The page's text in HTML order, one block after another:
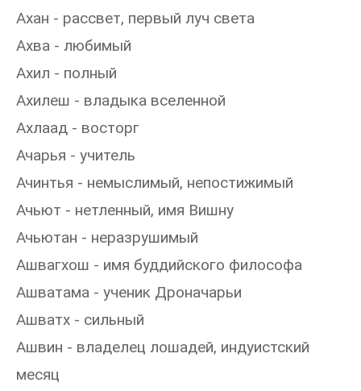
Ахан - рассвет, первый луч света
Ахва - любимый
Ахил - полный
Ахилеш - владыка вселенной
Ахлаад - восторг
Ачарья - учитель
Ачинтья - немыслимый, непостижимый
Ачьют - нетленный, имя Вишну
Ачьютан - неразрушимый
Ашвагхош - имя буддийского философа
Ашватама - ученик Дроначарьи
Ашватх - сильный
Ашвин - владелец лошадей, индуистский
месяц